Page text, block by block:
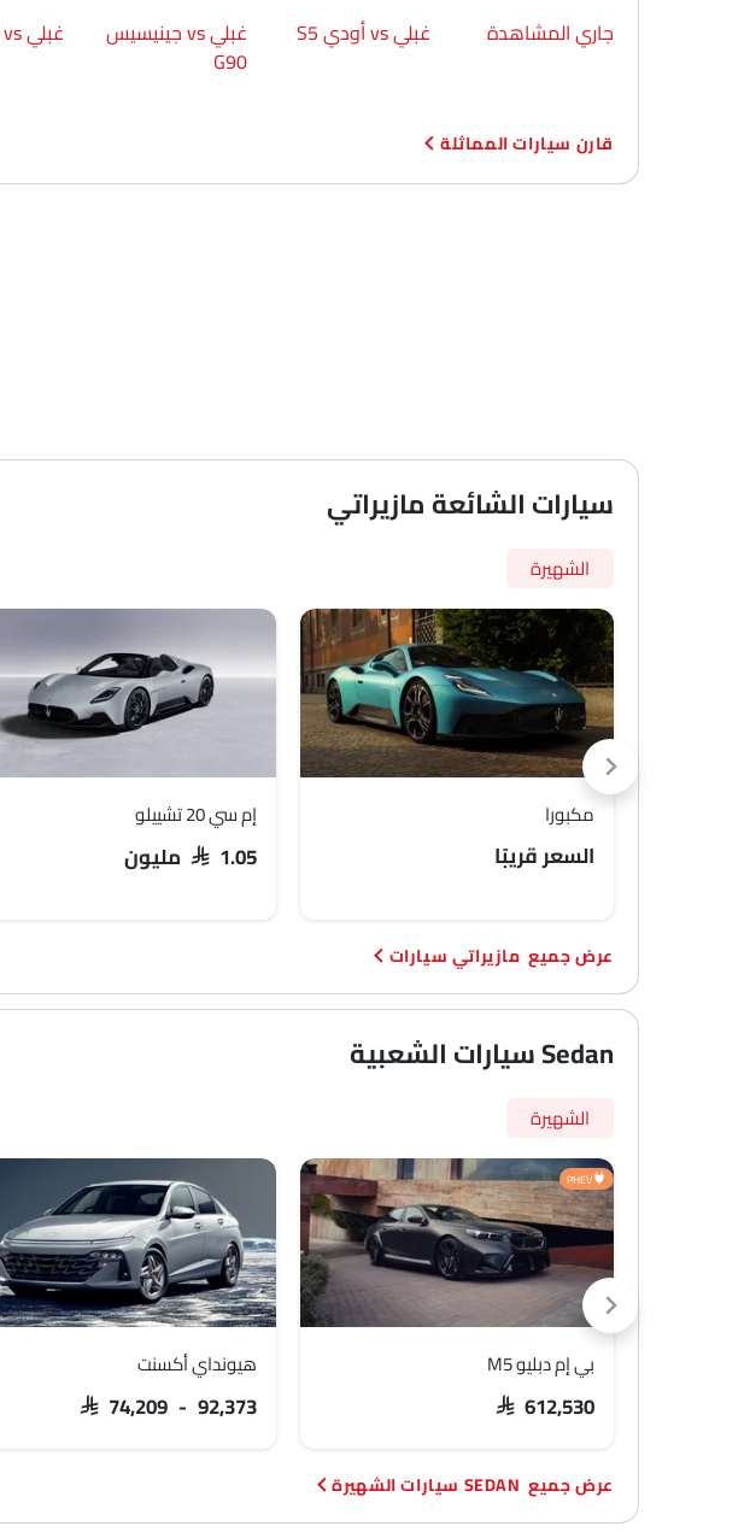
جاري المشاهدة غبلي vs أودي S5
غبلي vs جينيسيس
G90
غبلي vs أودي A7
قارن سيارات المماثلة
سيارات الشائعة مازيراتي
الشهيرة
مكبورا
السعر قريبًا
إم سي 20 تشييلو
SAR 1.05 مليون
مازيراتي سيارات
Sedan سيارات الشعبية
الشهيرة
PHEV
بي إم دبليو M5
SAR 612,530
هيونداي أكسنت
SAR 74,209 - 92,373
SEDAN سيارات الشهيرة